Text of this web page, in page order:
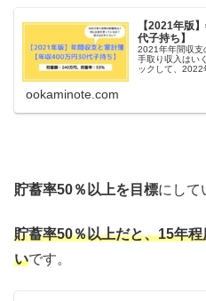
【2021年版
代子持ち】
2021年年間収
手取り収入はい
ックして、2022
ookaminote.com
貯蓄率50％以上を目標にして
貯蓄率50％以上だと、15年
いです。